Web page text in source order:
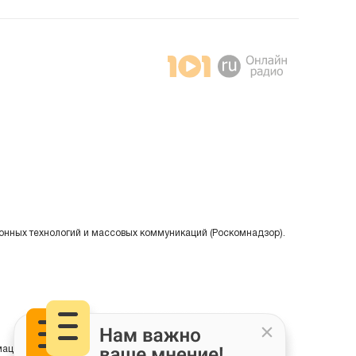
технологий и массовых коммуникаций (Роскомнадзор).
на основе сбора, систематизации и анализа сведений,